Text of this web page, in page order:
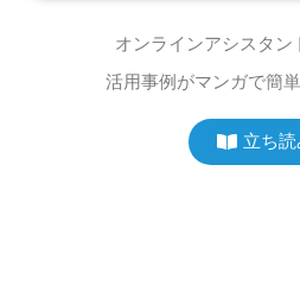
オンラインアシスタン
活用事例がマンガで簡
立ち読